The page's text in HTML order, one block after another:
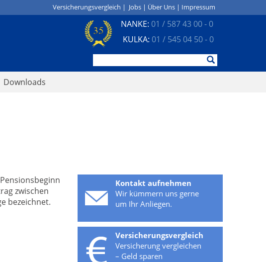
Versicherungsvergleich | Jobs | Über Uns | Impressum
NANKE: 01 / 587 43 00 - 0
KULKA: 01 / 545 04 50 - 0
Downloads
zwischen
bezeichnet.
Kontakt aufnehmen
Wir kümmern uns gerne
um Ihr Anliegen.
Versicherungsvergleich
Versicherung vergleichen
– Geld sparen